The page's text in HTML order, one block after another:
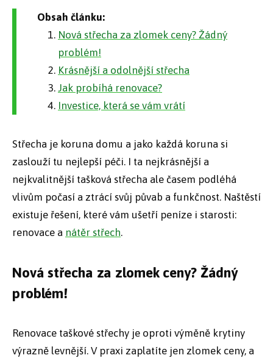
Obsah článku:
Nová střecha za zlomek ceny? Žádný
problém!
Krásnější a odolnější střecha
Jak probíhá renovace?
Investice, která se vám vrátí
Střecha je koruna domu a jako každá koruna si
zaslouží tu nejlepší péči. I ta nejkrásnější a
nejkvalitnější tašková střecha ale časem podléhá
vlivům počasí a ztrácí svůj půvab a funkčnost. Naštěstí
existuje řešení, které vám ušetří peníze i starosti:
renovace a nátěr střech.
Nová střecha za zlomek ceny? Žádný
problém!
Renovace taškové střechy je oproti výměně krytiny
výrazně levnější. V praxi zaplatíte jen zlomek ceny, a